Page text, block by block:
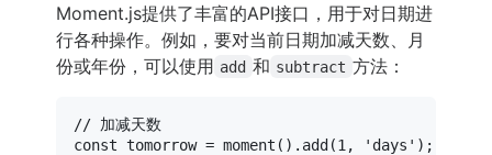
Moment.js提供了丰富的API接口，用于对日期进
行各种操作。例如，要对当前日期加减天数、月
份或年份，可以使用 add 和 subtract 方法：
// 加减天数
const tomorrow = moment (). add(1 , 'days'